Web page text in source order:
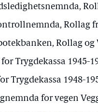
Rollag
Rollag og
Trygdekassa 1945-
Trygdekassa 1948-
for vegen